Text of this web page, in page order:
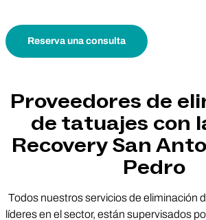
Reserva una consulta
Proveedores de
de tatuajes con
Recovery San
Pedro
Todos nuestros servicios de eliminación
líderes en el sector, están supervisados